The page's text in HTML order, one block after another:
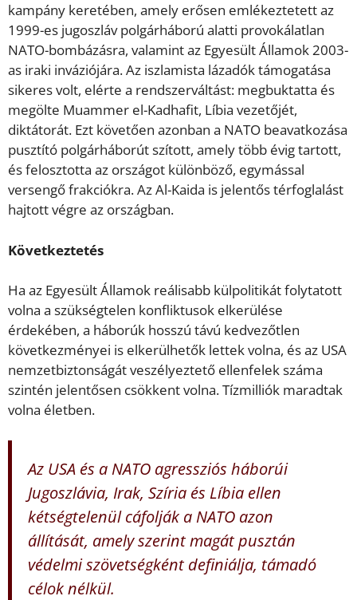
kampány keretében, amely erősen emlékeztetett az
1999-es jugoszláv polgárháború alatti provokálatlan
NATO-bombázásra, valamint az Egyesült Államok 2003-
as iraki inváziójára. Az iszlamista lázadók támogatása
sikeres volt, elérte a rendszerváltást: megbuktatta és
megölte Muammer el-Kadhafit, Líbia vezetőjét,
diktátorát. Ezt követően azonban a NATO beavatkozása
pusztító polgárháborút szított, amely több évig tartott,
és felosztotta az országot különböző, egymással
versengő frakciókra. Az Al-Kaida is jelentős térfoglalást
hajtott végre az országban.
Következtetés
Ha az Egyesült Államok reálisabb külpolitikát folytatott
volna a szükségtelen konfliktusok elkerülése
érdekében, a háborúk hosszú távú kedvezőtlen
következményei is elkerülhetők lettek volna, és az USA
nemzetbiztonságát veszélyeztető ellenfelek száma
szintén jelentősen csökkent volna. Tízmilliók maradtak
volna életben.
Az USA és a NATO agressziós háborúi
Jugoszlávia, Irak, Szíria és Líbia ellen
kétségtelenül cáfolják a NATO azon
állítását, amely szerint magát pusztán
védelmi szövetségként definiálja, támadó
célok nélkül.